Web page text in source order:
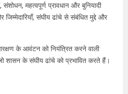
महत्वपूर्ण प्रावधान और बुनियादी
संघीय ढांचे से संबंधित मुद्दे और
आरक्षण के आवंटन को नियंत्रित करने वाली
शासन के संघीय ढांचे को प्रभावित करते हैं।